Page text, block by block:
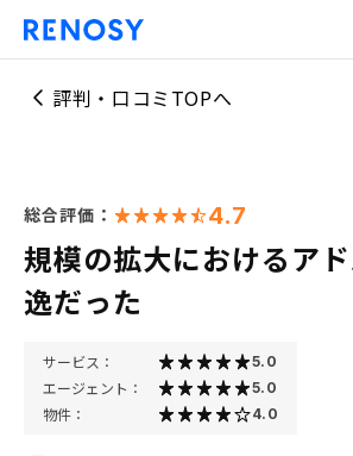
評判・口コミTOPへ
総合評価： 4.7
規模の拡大におけるア
逸だった
サービス： 5.0
エージェント： 5.0
物件： 4.0